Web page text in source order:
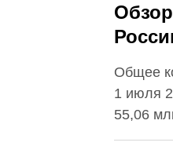
Общее
1 июля
55,06